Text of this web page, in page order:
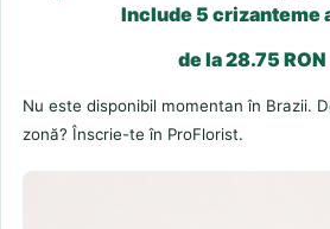
Include 5 crizanteme
de la 28.75 RON
Nu este disponibil momentan în Brazii.
zonă? Înscrie-te în ProFlorist.